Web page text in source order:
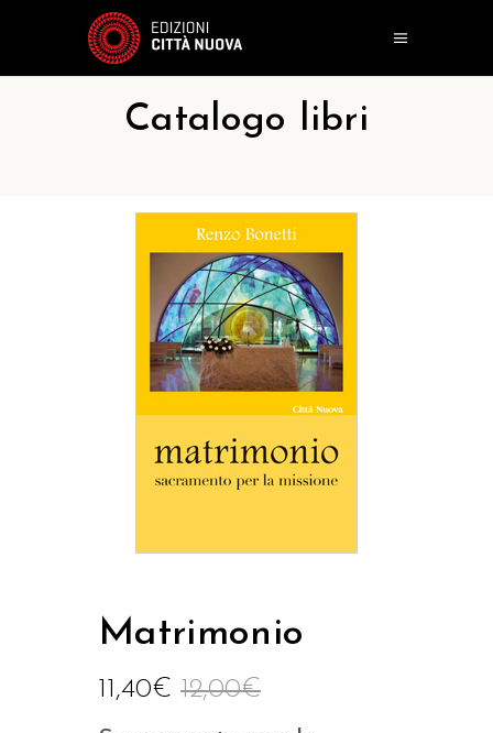
Catalogo libri
Matrimonio
12,00€
11,40€